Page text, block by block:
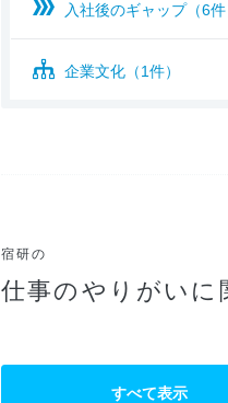
入社後のギャップ（6件
企業文化（1件）
宿研の
仕事のやりがいに
すべて表示